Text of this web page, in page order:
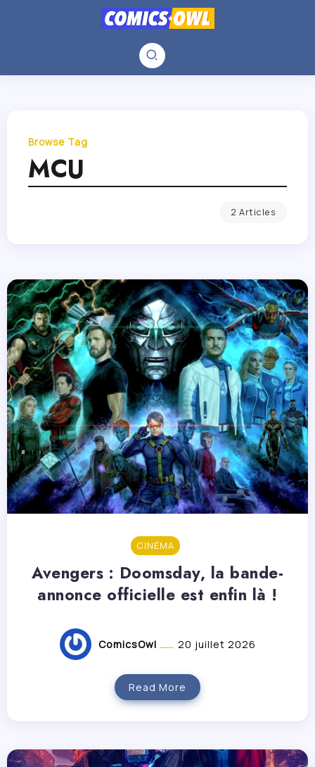
Browse Tag
MCU
2 Articles
CINÉMA
Avengers : Doomsday, la bande-
annonce officielle est enfin là !
ComicsOwl 20 juillet 2026
Read More